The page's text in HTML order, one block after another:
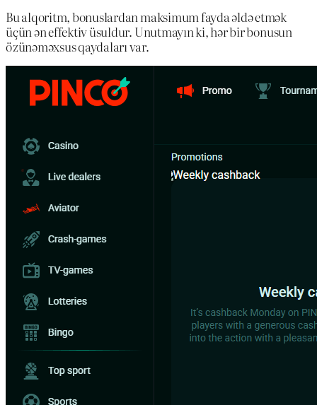
Bu alqoritm, bonuslardan maksimum fayda əldə etmək
üçün ən effektiv üsuldur. Unutmayın ki, hər bir bonusun
özünəməxsus qaydaları var.